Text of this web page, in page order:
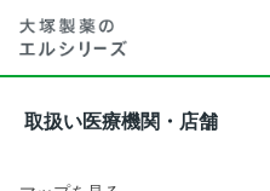
取扱い医療機関・店舗